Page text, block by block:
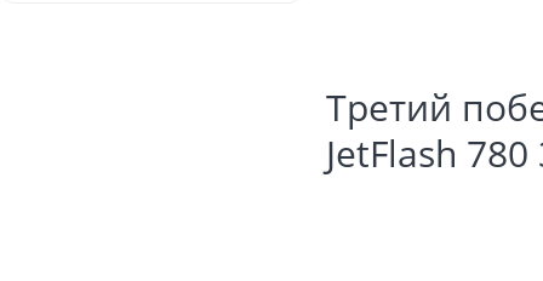
Третий
JetFlash 780